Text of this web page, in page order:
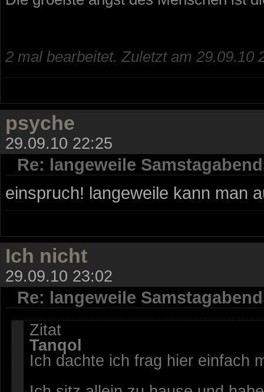
2 mal bearbeitet. Zuletzt am 29.09.10
psyche
29.09.10 22:25
Re: langeweile
einspruch! langeweile kann man
Ich nicht
29.09.10 23:02
Re: langeweile
Zitat
Tanqol
Ich dachte ich frag hier einfach